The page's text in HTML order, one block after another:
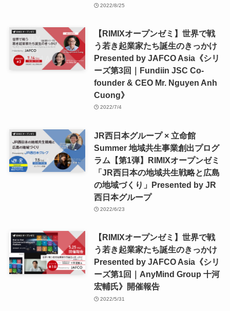
2022/8/25
【RIMIXオープンゼミ】世界で戦
う若き起業家たち誕生のきっかけ
Presented by JAFCO Asia《シリ
ーズ第3回｜Fundiin JSC Co-
founder & CEO Mr. Nguyen Anh
Cuong》
2022/7/4
JR西日本グループ × 立命館
Summer 地域共生事業創出プログ
ラム【第1弾】RIMIXオープンゼミ
「JR西日本の地域共生戦略と広島
の地域づくり」Presented by JR
西日本グループ
2022/6/23
【RIMIXオープンゼミ】世界で戦
う若き起業家たち誕生のきっかけ
Presented by JAFCO Asia《シリ
ーズ第1回｜AnyMind Group 十河
宏輔氏》開催報告
2022/5/31